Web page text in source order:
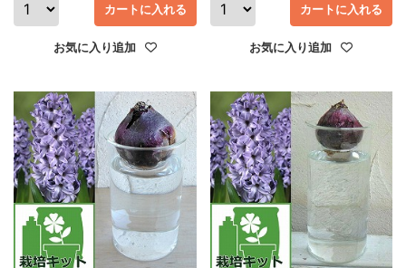
お気に入り追加
カートに入れる
お気に入り追加
カートに入れる